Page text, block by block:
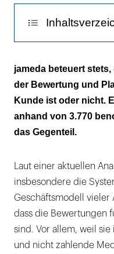
Kunden
Zahlende
46, nicht
Der
„Dem Patienten
schlechter Arzt.“
jameda beteuert
der Bewertung und
Kunde ist oder nicht.
anhand von 3.770
das Gegenteil.
Laut einer aktuellen
insbesondere die
Geschäftsmodell vieler
dass die Bewertungen
sind. Vor allem, weil
und nicht zahlende